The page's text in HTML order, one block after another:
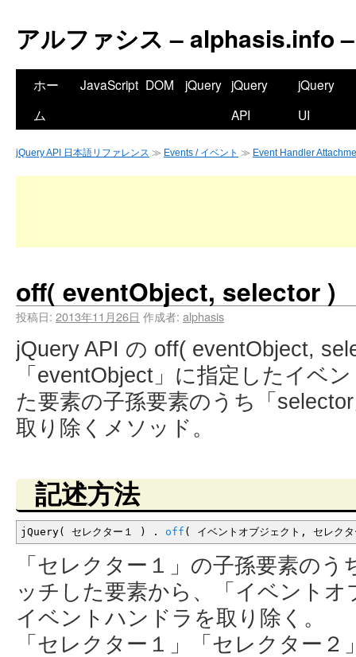
アルファシス – alphasis.info –
ホー
ム
JavaScript DOM jQuery jQuery
API
jQuery
UI
jQuery API 日本語リファレンス ≫ Events / イベント ≫ Event Handler
off( eventObject, selector )
投稿日: 2013年11月26日 作成者: alphasis
jQuery API の off( eventObject,
「eventObject」に指定したイベ
た要素の子孫要素のうち「
取り除くメソッド。
記述方法
jQuery( セレクター１ ) . off ( イベントオブジェクト , セレク
「セレクター１」の子孫要素の
ッチした要素から、「イベント
イベントハンドラを取り除く。
「セレクター１」「セレクター２